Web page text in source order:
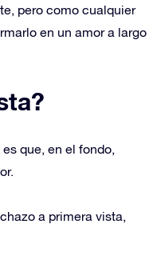
pero como cualquier
en un amor a largo
que, en el fondo,
a primera vista,